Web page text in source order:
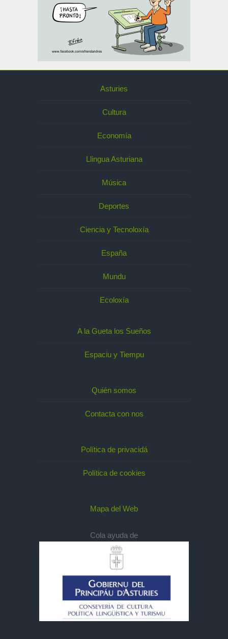
Asturies
Cultura
Economía
Llingua Asturiana
Música
Deportes
Ciencia y Tecnoloxía
España
Mundu
Ecoloxía
A la Gueta los Sueños
Espaciu y Tiempu
Quién somos
Contacta con nos
Política de privacidá
Política de cookies
Mapa del Web
Cola ayuda de